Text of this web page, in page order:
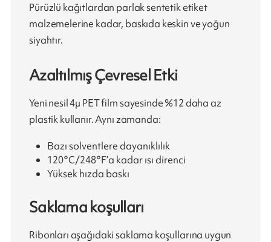
Pürüzlü kağıtlardan parlak sentetik etiket
malzemelerine kadar, baskıda keskin ve yoğun
siyahtır.
Azaltılmış Çevresel Etki
Yeni nesil 4µ PET film sayesinde %12 daha az
plastik kullanır. Aynı zamanda:
Bazı solventlere dayanıklılık
120°C/248°F’a kadar ısı direnci
Yüksek hızda baskı
Saklama koşulları
Ribonları aşağıdaki saklama koşullarına uygun